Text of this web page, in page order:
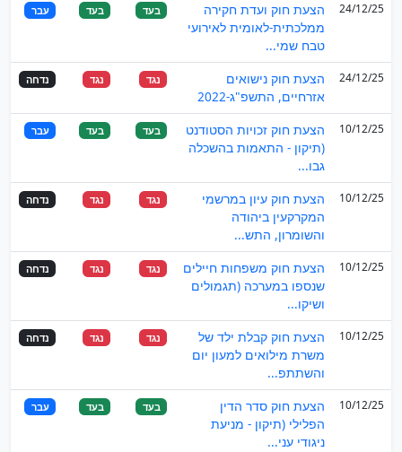
24/12/25
הצעת חוק ועדת חקירה
ממלכתית-לאומית לאירועי
טבח שמי...
בעד בעד עבר
24/12/25
הצעת חוק נישואים
אזרחיים, התשפ"ג-2022
נגד נגד נדחה
10/12/25
הצעת חוק זכויות הסטודנט
(תיקון - התאמות בהשכלה
גבו...
בעד בעד עבר
10/12/25
הצעת חוק עיון במרשמי
המקרקעין ביהודה
והשומרון, התש...
נגד נגד נדחה
10/12/25
הצעת חוק משפחות חיילים
שנספו במערכה (תגמולים
ושיקו...
נגד נגד נדחה
10/12/25
הצעת חוק קבלת ילד של
משרת מילואים למעון יום
והשתתפ...
נגד נגד נדחה
10/12/25
הצעת חוק סדר הדין
הפלילי (תיקון - מניעת
ניגודי עני...
בעד בעד עבר